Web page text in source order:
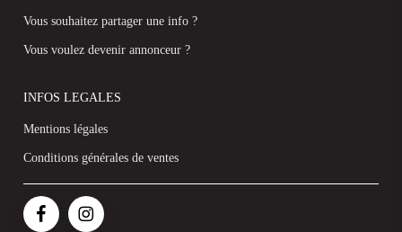
Vous souhaitez partager une info ?
Vous voulez devenir annonceur ?
INFOS LEGALES
Mentions légales
Conditions générales de ventes